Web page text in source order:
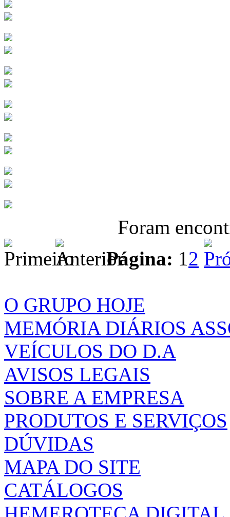
Foram
Página: 12
O GRUPO HOJE
MEMÓRIA DIÁRIOS
VEÍCULOS DO D.A
AVISOS LEGAIS
SOBRE A EMPRESA
PRODUTOS E SERVIÇOS
DÚVIDAS
MAPA DO SITE
CATÁLOGOS